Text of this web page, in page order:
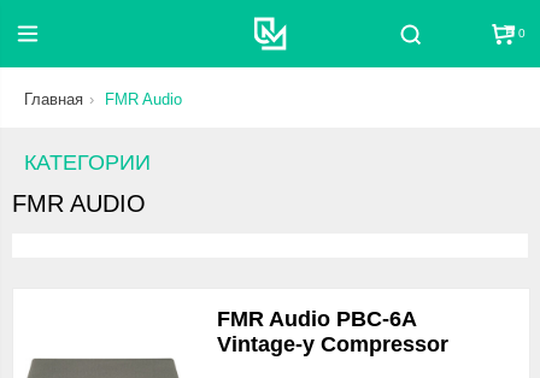
Поиск 0
Главная FMR Audio
КАТЕГОРИИ
FMR AUDIO
FMR Audio PBC-6A
Vintage-y Compressor